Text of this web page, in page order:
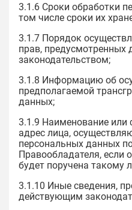
3.1.6 Сроки обработки
том числе сроки их
3.1.7 Порядок
прав,
законодательством;
3.1.8 Информацию об
предполагаемой
данных;
3.1.9 Наименование
адрес лица,
персональных данных
Правообладателя, если
будет поручена такому
3.1.10 Иные сведения,
действующим